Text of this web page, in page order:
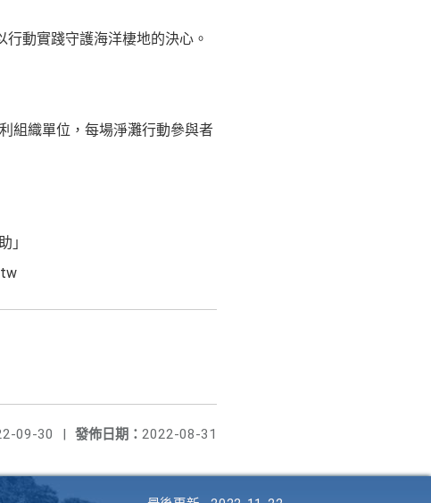
動實踐守護海洋棲地的決心。
組織單位，每場淨灘行動參與者
」
發佈日期： 2022-08-31
09-30 |